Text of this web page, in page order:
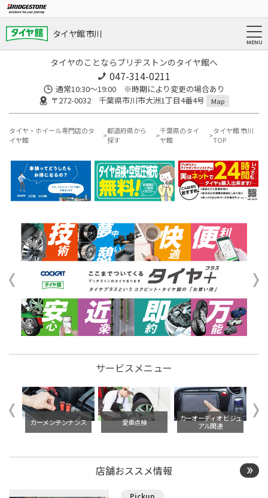
タイヤ館 市川
タイヤのことならブリヂストンのタイヤ館へ
047-314-0211
通常10:30～19:00 ※時期により変更の場合あり
〒272-0032 千葉県市川市大洲1丁目4番4号
Map
タイヤ・ホイール専門店のタ
イヤ館
都道府県から
探す
千葉県のタイ
ヤ館
タイヤ館 市川
TOP
サービスメニュー
交 カーメンテンナンス 愛車点検
カーオーディオ ビジュ
アル関連
店舗おススメ情報